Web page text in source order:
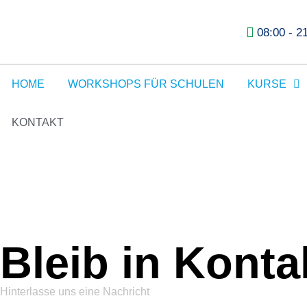
08:00 -
HOME WORKSHOPS FÜR SCHULEN KURSE
KONTAKT
Bleib in
Hinterlasse uns eine Nachricht